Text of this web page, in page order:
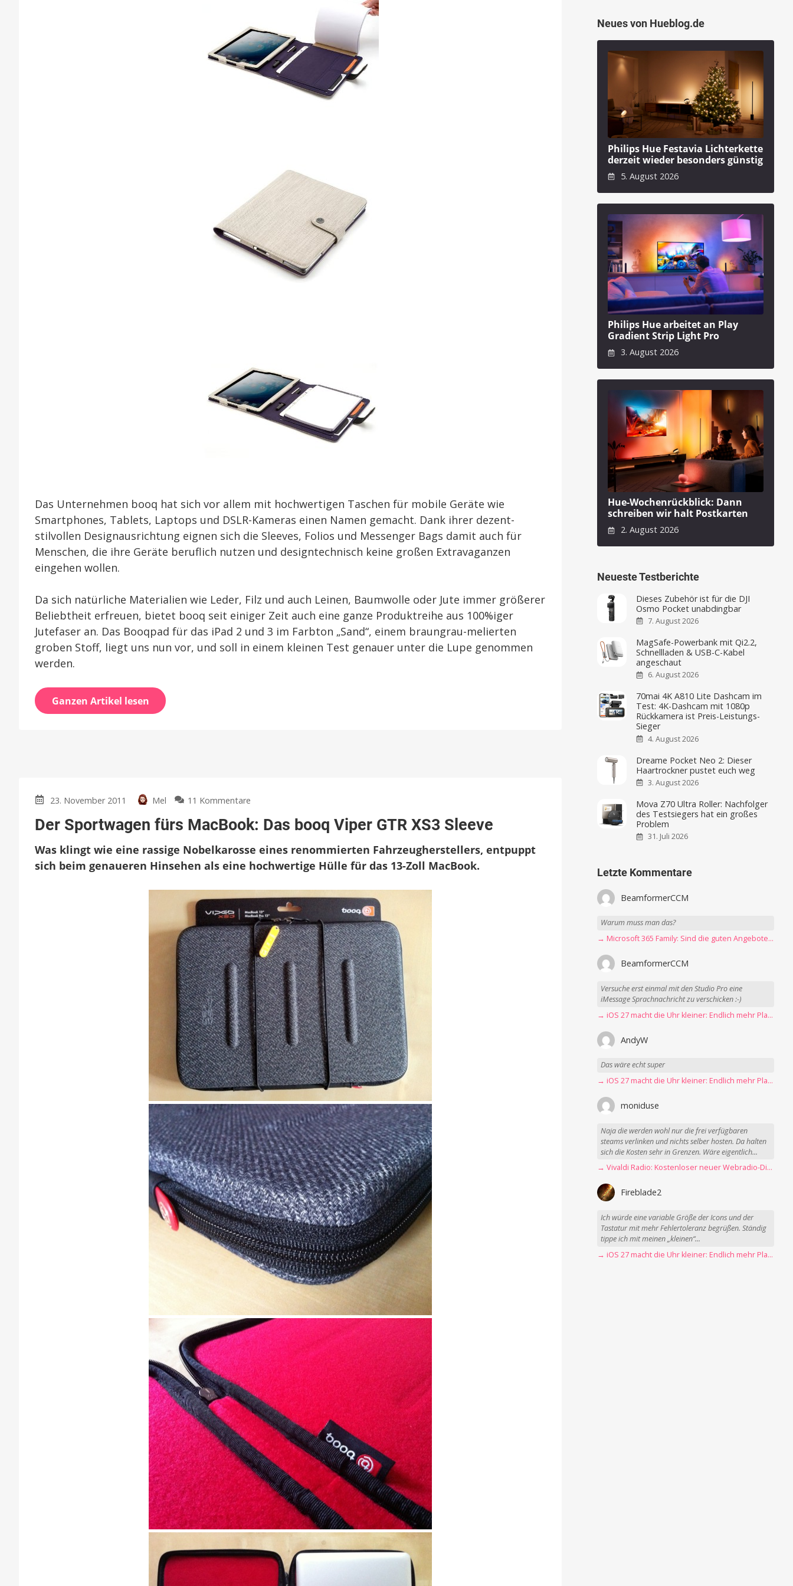
Das Unternehmen booq hat sich vor allem mit hochwertigen Taschen für mobile Geräte wie
Smartphones, Tablets, Laptops und DSLR-Kameras einen Namen gemacht. Dank ihrer dezent-
stilvollen Designausrichtung eignen sich die Sleeves, Folios und Messenger Bags damit auch für
Menschen, die ihre Geräte beruflich nutzen und designtechnisch keine großen Extravaganzen
eingehen wollen.
Da sich natürliche Materialien wie Leder, Filz und auch Leinen, Baumwolle oder Jute immer größerer
Beliebtheit erfreuen, bietet booq seit einiger Zeit auch eine ganze Produktreihe aus 100%iger
Jutefaser an. Das Booqpad für das iPad 2 und 3 im Farbton „Sand“, einem braungrau-melierten
groben Stoff, liegt uns nun vor, und soll in einem kleinen Test genauer unter die Lupe genommen
werden.
Ganzen Artikel lesen
23. November 2011 Mel 11 Kommentare
Sportwagen
MacBook:
Das
GTR
XS3
Sleeve
Der Sportwagen fürs MacBook: Das booq Viper GTR XS3 Sleeve
Was klingt wie eine rassige Nobelkarosse eines renommierten Fahrzeugherstellers, entpuppt
sich beim genaueren Hinsehen als eine hochwertige Hülle für das 13-Zoll MacBook.
Neues von Hueblog.de
Philips Hue Festavia Lichterkette
derzeit wieder besonders günstig
5. August 2026
Philips Hue arbeitet an Play
Gradient Strip Light Pro
3. August 2026
Hue-Wochenrückblick: Dann
schreiben wir halt Postkarten
2. August 2026
Neueste Testberichte
Dieses Zubehör ist für die DJI
Osmo Pocket unabdingbar
7. August 2026
MagSafe-Powerbank mit Qi2.2,
Schnellladen & USB-C-Kabel
angeschaut
6. August 2026
70mai 4K A810 Lite Dashcam im
Test: 4K-Dashcam mit 1080p
Rückkamera ist Preis-Leistungs-
Sieger
4. August 2026
Dreame Pocket Neo 2: Dieser
Haartrockner pustet euch weg
3. August 2026
Mova Z70 Ultra Roller: Nachfolger
des Testsiegers hat ein großes
Problem
31. Juli 2026
Letzte Kommentare
BeamformerCCM
Warum muss man das?
→ Microsoft 365 Family: Sind die guten Angebote vorbei?
BeamformerCCM
Versuche erst einmal mit den Studio Pro eine
iMessage Sprachnachricht zu verschicken :-)
→ iOS 27 macht die Uhr kleiner: Endlich mehr Platz fürs Hintergrundbild
AndyW
Das wäre echt super
→ iOS 27 macht die Uhr kleiner: Endlich mehr Platz fürs Hintergrundbild
moniduse
Naja die werden wohl nur die frei verfügbaren
steams verlinken und nichts selber hosten. Da halten
sich die Kosten sehr in Grenzen. Wäre eigentlich...
→ Vivaldi Radio: Kostenloser neuer Webradio-Dienst mit Fokus auf Datenschutz
Fireblade2
Ich würde eine variable Größe der Icons und der
Tastatur mit mehr Fehlertoleranz begrüßen. Ständig
tippe ich mit meinen „kleinen“...
→ iOS 27 macht die Uhr kleiner: Endlich mehr Platz fürs Hintergrundbild